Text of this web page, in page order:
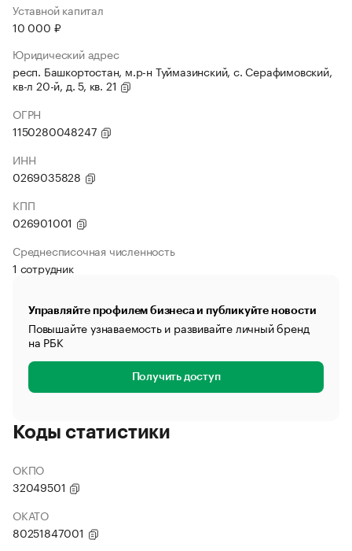
Уставной капитал
10 000 ₽
Юридический адрес
респ. Башкортостан, м.р-н Туймазинский, с. Серафимовский,
кв-л 20-й, д. 5, кв. 21
ОГРН
1150280048247
ИНН
0269035828
КПП
026901001
Среднесписочная численность
1 сотрудник
Управляйте профилем бизнеса и публикуйте новости
Повышайте узнаваемость и развивайте личный бренд
на РБК
Получить доступ
Коды статистики
ОКПО
32049501
ОКАТО
80251847001